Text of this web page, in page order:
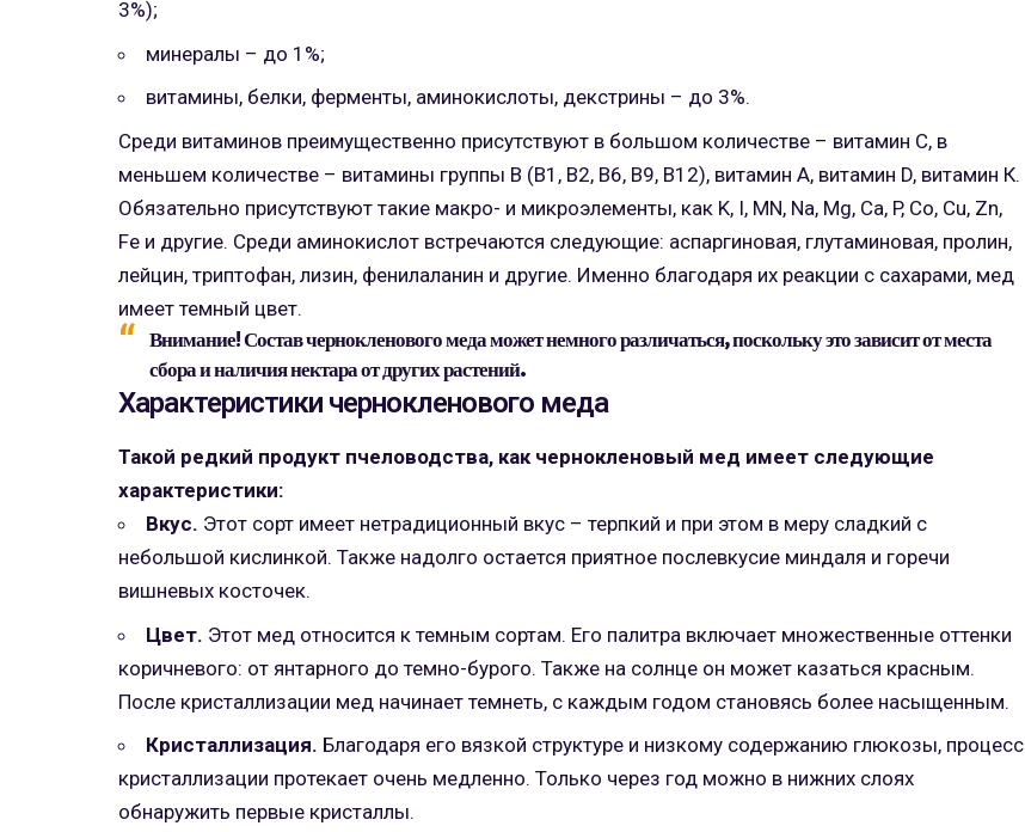
3%);
минералы – до 1%;
витамины, белки, ферменты, аминокислоты, декстрины – до 3%.
Среди витаминов преимущественно присутствуют в большом количестве – витамин С, в
меньшем количестве – витамины группы В (В1, В2, В6, В9, В12), витамин А, витамин D, витамин К.
Обязательно присутствуют такие макро- и микроэлементы, как K, I, MN, Na, Mg, Ca, P, Co, Cu, Zn,
Fe и другие. Среди аминокислот встречаются следующие: аспаргиновая, глутаминовая, пролин,
лейцин, триптофан, лизин, фенилаланин и другие. Именно благодаря их реакции с сахарами, мед
имеет темный цвет.
Внимание!Состав чернокленового меда может немного различаться, поскольку это зависит от места
сбора и наличия нектара от других растений.
Характеристики чернокленового меда
Такой редкий продукт пчеловодства, как чернокленовый мед имеет следующие
характеристики:
Вкус. Этот сорт имеет нетрадиционный вкус – терпкий и при этом в меру сладкий с
небольшой кислинкой. Также надолго остается приятное послевкусие миндаля и горечи
вишневых косточек.
Цвет. Этот мед относится к темным сортам. Его палитра включает множественные оттенки
коричневого: от янтарного до темно-бурого. Также на солнце он может казаться красным.
После кристаллизации мед начинает темнеть, с каждым годом становясь более насыщенным.
Кристаллизация. Благодаря его вязкой структуре и низкому содержанию глюкозы, процесс
кристаллизации протекает очень медленно. Только через год можно в нижних слоях
обнаружить первые кристаллы.